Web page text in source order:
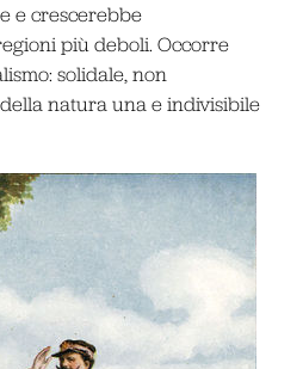
e crescerebbe
più deboli. Occorre
solidale, non
natura una e indivisibile